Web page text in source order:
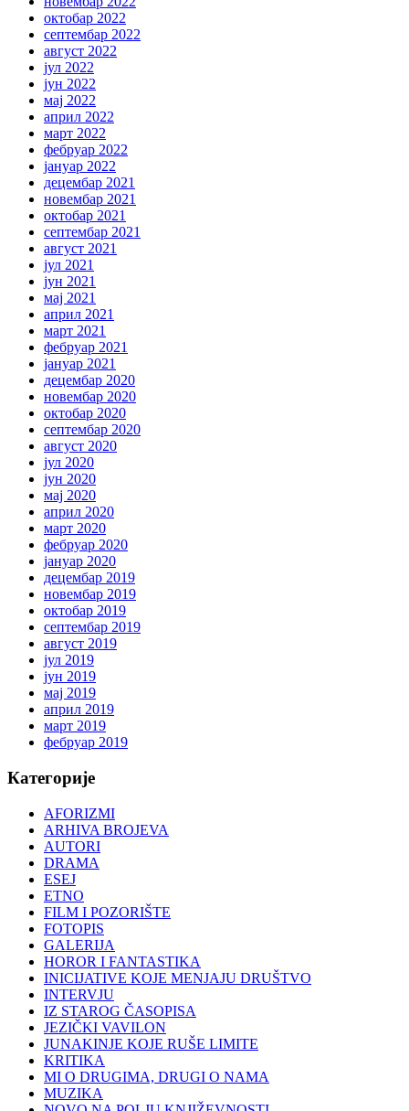
октобар 2022
септембар 2022
август 2022
јул 2022
јун 2022
мај 2022
април 2022
март 2022
фебруар 2022
јануар 2022
децембар 2021
новембар 2021
октобар 2021
септембар 2021
август 2021
јул 2021
јун 2021
мај 2021
април 2021
март 2021
фебруар 2021
јануар 2021
децембар 2020
новембар 2020
октобар 2020
септембар 2020
август 2020
јул 2020
јун 2020
мај 2020
април 2020
март 2020
фебруар 2020
јануар 2020
децембар 2019
новембар 2019
октобар 2019
септембар 2019
август 2019
јул 2019
јун 2019
мај 2019
април 2019
март 2019
фебруар 2019
Категорије
AFORIZMI
ARHIVA BROJEVA
AUTORI
DRAMA
ESEJ
ETNO
FILM I POZORIŠTE
FOTOPIS
GALERIJA
HOROR I FANTASTIKA
INICIJATIVE KOJE MENJAJU DRUŠTVO
INTERVJU
IZ STAROG ČASOPISA
JEZIČKI VAVILON
JUNAKINJE KOJE RUŠE LIMITE
KRITIKA
MI O DRUGIMA, DRUGI O NAMA
MUZIKA